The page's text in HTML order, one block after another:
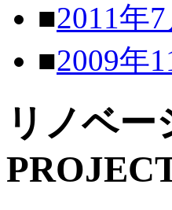
■2011年7
■2009年
リノベ